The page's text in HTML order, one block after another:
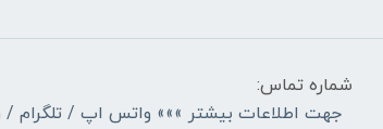
شماره تماس:
جهت اطلاعات بیشتر »»» واتس اپ / تلگرام /